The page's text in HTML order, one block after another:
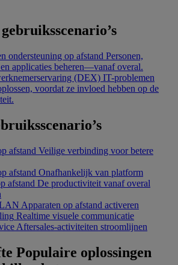
ondersteuning op afstand Personen,
en applicaties beheren—vanaf overal.
(DEX) IT-problemen
voordat ze invloed hebben op de
afstand Veilige verbinding voor betere
afstand Onafhankelijk van platform
afstand De productiviteit vanaf overal
Apparaten op afstand activeren
Realtime visuele communicatie
Aftersales-activiteiten stroomlijnen
Populaire oplossingen